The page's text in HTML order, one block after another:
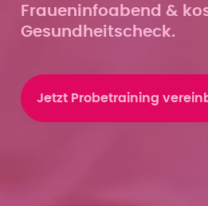
Fraueninfoabend &
Gesundheitscheck.
Jetzt Probetraining